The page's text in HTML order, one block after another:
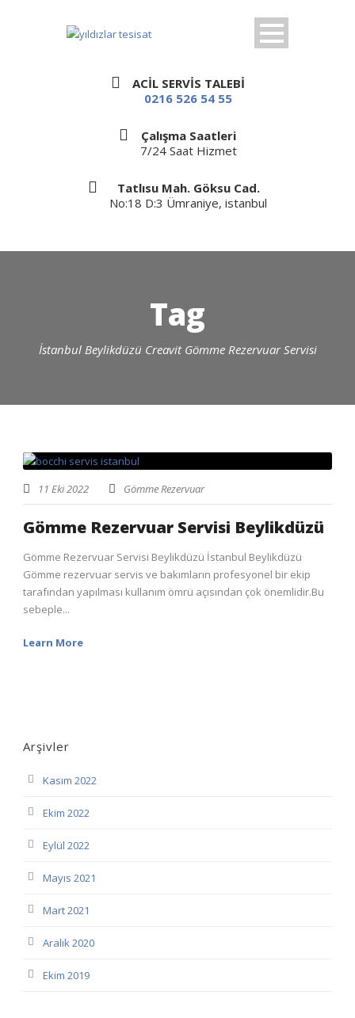
ACİL SERVİS TALEBİ
0216 526 54 55
Çalışma Saatleri
7/24 Saat Hizmet
Tatlısu Mah. Göksu Cad.
No:18 D:3 Ümraniye, istanbul
Tag
İstanbul Beylikdüzü Creavit Gömme Rezervuar Servisi
11 Eki 2022 Gömme Rezervuar
Gömme Rezervuar Servisi Beylikdüzü
Gömme Rezervuar Servisi Beylikdüzü İstanbul Beylikdüzü
Gömme rezervuar servis ve bakımların profesyonel bir ekip
tarafından yapılması kullanım ömrü açısından çok önemlidir.Bu
sebeple...
Learn More
Arşivler
Kasım 2022
Ekim 2022
Eylül 2022
Mayıs 2021
Mart 2021
Aralık 2020
Ekim 2019